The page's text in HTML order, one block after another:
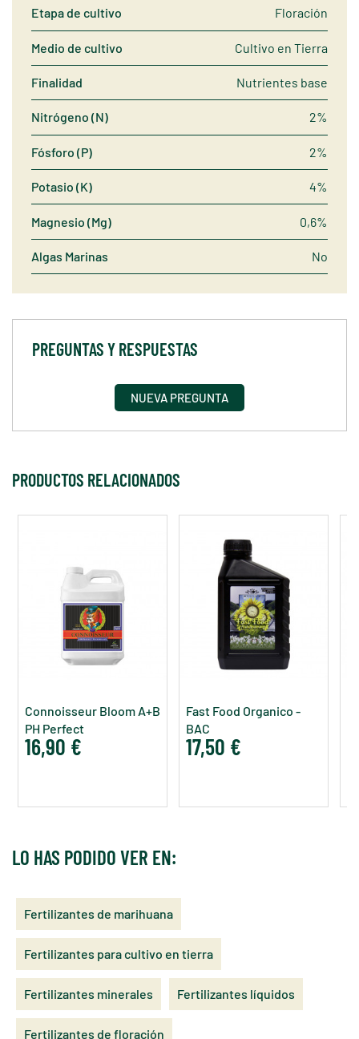
Etapa de cultivo Floración
Medio de cultivo Cultivo en Tierra
Finalidad Nutrientes base
Nitrógeno (N) 2%
Fósforo (P) 2%
Potasio (K) 4%
Magnesio (Mg) 0,6%
Algas Marinas No
PREGUNTAS Y RESPUESTAS
NUEVA PREGUNTA
PRODUCTOS RELACIONADOS
Connoisseur Bloom A+B
PH Perfect
16,90 €
Fast Food Organico -
BAC
17,50 €
LO HAS PODIDO VER EN:
Fertilizantes de marihuana
Fertilizantes para cultivo en tierra
Fertilizantes minerales Fertilizantes líquidos
Fertilizantes de floración